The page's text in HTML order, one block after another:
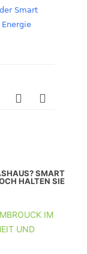
Smart
SMART
HALTEN SIE
IM
UND